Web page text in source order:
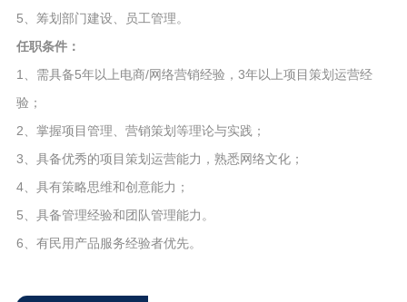
5、筹划部门建设、员工管理。
任职条件：
1、需具备5年以上电商/网络营销经验，3年以上项目策划运营经
验；
2、掌握项目管理、营销策划等理论与实践；
3、具备优秀的项目策划运营能力，熟悉网络文化；
4、具有策略思维和创意能力；
5、具备管理经验和团队管理能力。
6、有民用产品服务经验者优先。